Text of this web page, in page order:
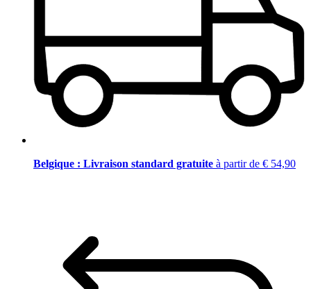
Belgique : Livraison standard gratuite à partir de € 54,90